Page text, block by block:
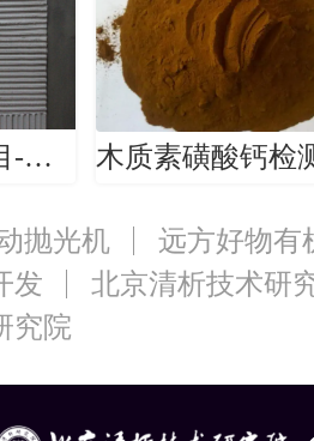
瓷砖胶检测项目-瓷砖胶检测机构
抛光机
远方好物有
发
北京清析技术研
究院